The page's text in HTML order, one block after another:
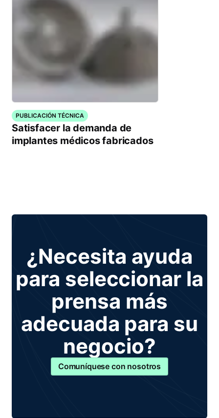
PUBLICACIÓN TÉCNICA
Satisfacer la demanda de
implantes médicos fabricados
¿Necesita ayuda
para seleccionar la
prensa más
adecuada para su
negocio?
Comuníquese con nosotros